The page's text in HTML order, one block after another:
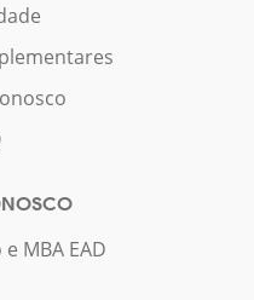
MBA EAD